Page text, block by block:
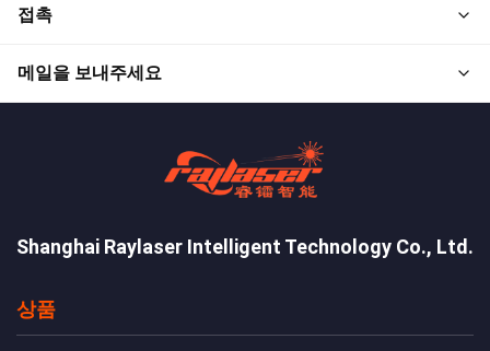
접촉
메일을 보내주세요
Shanghai Raylaser Intelligent Technology Co., Ltd.
상품